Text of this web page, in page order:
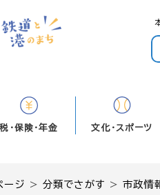
税・保険・年金 文化・スポーツ
ージ >分類でさがす >市政情